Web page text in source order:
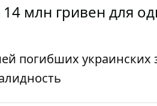
млн гривен для
погибших украинских